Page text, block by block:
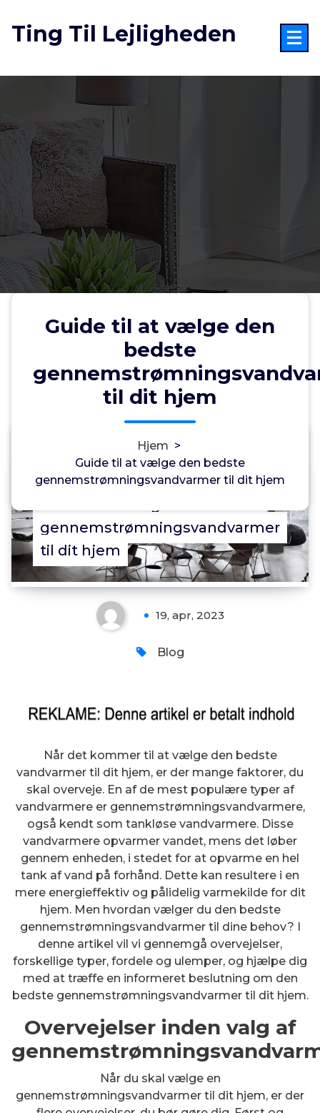
indhold
Ting Til Lejligheden
Guide til at vælge den
bedste
til dit hjem
Hjem >
Guide til at vælge den bedste
gennemstrømningsvandvarmer til dit hjem
gennemstrømningsvandvarmer
til dit hjem
19, apr, 2023
Blog
Når det kommer til at vælge den bedste
vandvarmer til dit hjem, er der mange faktorer, du
skal overveje. En af de mest populære typer af
vandvarmere er gennemstrømningsvandvarmere,
også kendt som tankløse vandvarmere. Disse
vandvarmere opvarmer vandet, mens det løber
gennem enheden, i stedet for at opvarme en hel
tank af vand på forhånd. Dette kan resultere i en
mere energieffektiv og pålidelig varmekilde for dit
hjem. Men hvordan vælger du den bedste
gennemstrømningsvandvarmer til dine behov? I
denne artikel vil vi gennemgå overvejelser,
forskellige typer, fordele og ulemper, og hjælpe dig
med at træffe en informeret beslutning om den
bedste gennemstrømningsvandvarmer til dit hjem.
Overvejelser inden valg af
Når du skal vælge en
gennemstrømningsvandvarmer til dit hjem, er der